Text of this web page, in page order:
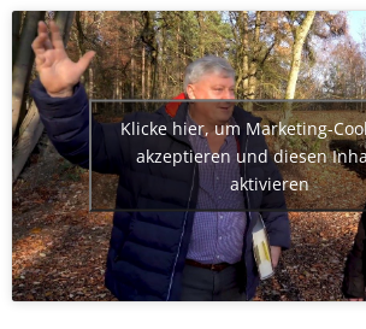
Klicke hier, um Marketing-
akzeptieren und diesen
aktivieren